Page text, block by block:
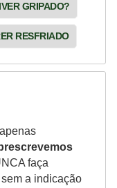
GRIPADO?
RESFRIADO
faça
a indicação